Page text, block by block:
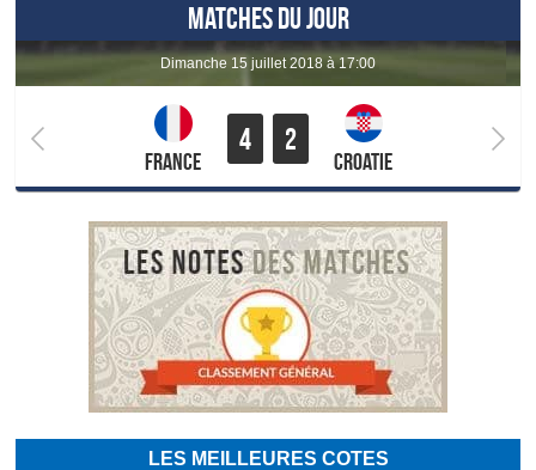
MATCHES DU JOUR
dimanche 15 juillet 2018 à 17:00
France
4 2
Croatie
LES MEILLEURES COTES